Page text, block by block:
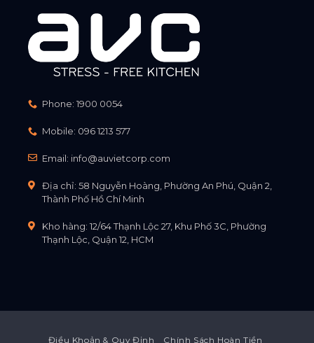
Phone: 1900 0054
Mobile: 096 1213 577
Email: info@auvietcorp.com
Địa chỉ: 58 Nguyễn Hoàng, Phường An Phú, Quận 2,
Thành Phố Hồ Chí Minh
Kho hàng: 12/64 Thạnh Lộc 27, Khu Phố 3C, Phường
Thạnh Lộc, Quận 12, HCM
Điều Khoản & Quy Định Chính Sách Hoàn Tiền